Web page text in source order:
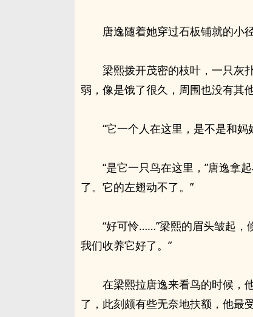
唐逸随着她穿过石板铺就的小
梁熙拨开茂密的枝叶，一只灰
弱，像是饿了很久，周围也没有其
“它一个人在这里，是不是和妈
“是它一只鸟在这里，”唐逸拿
了。它的左翅动不了。”
“好可怜……”梁熙的眉头皱起，
我们收养它好了。”
在梁熙拉唐逸来看鸟的时候，
了，此刻颇有些无奈地扶额，他最